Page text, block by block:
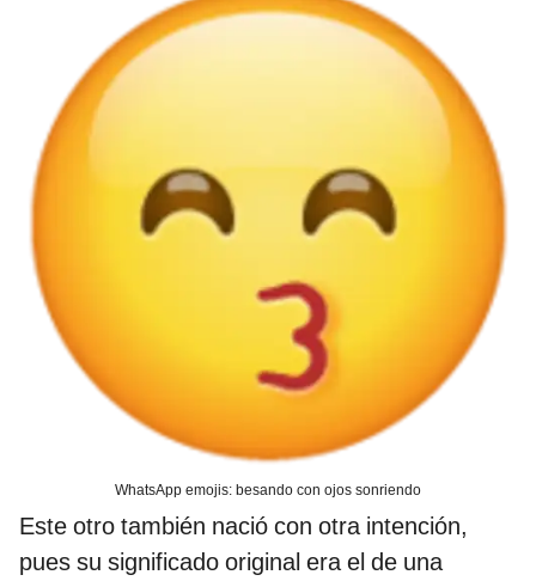
WhatsApp emojis: besando con ojos sonriendo
Este otro también nació con otra intención,
pues su significado original era el de una